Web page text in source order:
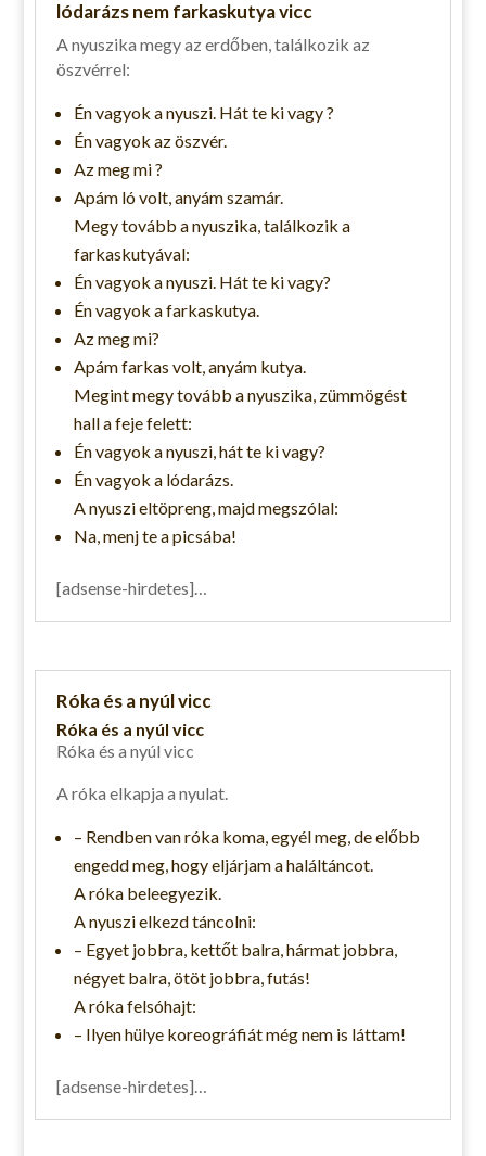
lódarázs nem farkaskutya vicc
A nyuszika megy az erdőben, találkozik az
öszvérrel:
Én vagyok a nyuszi. Hát te ki vagy ?
Én vagyok az öszvér.
Az meg mi ?
Apám ló volt, anyám szamár.
Megy tovább a nyuszika, találkozik a
farkaskutyával:
Én vagyok a nyuszi. Hát te ki vagy?
Én vagyok a farkaskutya.
Az meg mi?
Apám farkas volt, anyám kutya.
Megint megy tovább a nyuszika, zümmögést
hall a feje felett:
Én vagyok a nyuszi, hát te ki vagy?
Én vagyok a lódarázs.
A nyuszi eltöpreng, majd megszólal:
Na, menj te a picsába!
[adsense-hirdetes]…
Róka és a nyúl vicc
Róka és a nyúl vicc
Róka és a nyúl vicc
A róka elkapja a nyulat.
– Rendben van róka koma, egyél meg, de előbb
engedd meg, hogy eljárjam a haláltáncot.
A róka beleegyezik.
A nyuszi elkezd táncolni:
– Egyet jobbra, kettőt balra, hármat jobbra,
négyet balra, ötöt jobbra, futás!
A róka felsóhajt:
– Ilyen hülye koreográfiát még nem is láttam!
[adsense-hirdetes]…